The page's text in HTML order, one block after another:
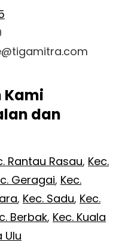
Kami
dan
Rantau Rasau, Kec.
Geragai, Kec.
, Kec. Sadu, Kec.
Berbak, Kec. Kuala
Ulu